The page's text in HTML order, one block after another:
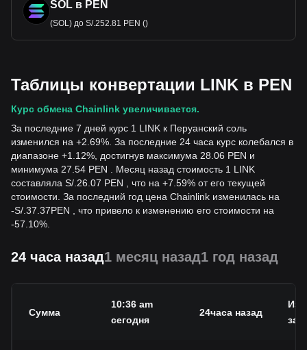
SOL в PEN
(SOL) до S/.252.81 PEN ()
Таблицы конвертации LINK в PEN
Курс обмена Chainlink увеличивается.
За последние 7 дней курс 1 LINK к Перуанский соль
изменился на +2.69%. За последние 24 часа курс колебался в
диапазоне +1.12%, достигнув максимума 28.06 PEN и
минимума 27.54 PEN . Месяц назад стоимость 1 LINK
составляла S/.26.07 PEN , что на +7.59% от его текущей
стоимости. За последний год цена Chainlink изменилась на
-S/. 37.37PEN , что привело к изменению его стоимости на
-57.10%.
24 часа назад1 месяц назад1 год назад
Сумма
10:36 am
сегодня
24часа назад
за